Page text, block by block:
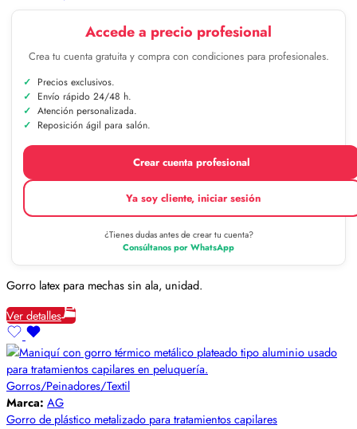
Accede a precio profesional
Crea tu cuenta gratuita y compra con condiciones para profesionales.
Precios exclusivos.
Envío rápido 24/48 h.
Atención personalizada.
Reposición ágil para salón.
Crear cuenta profesional
Ya soy cliente, iniciar sesión
¿Tienes dudas antes de crear tu cuenta?
Consúltanos por WhatsApp
Gorro latex para mechas sin ala, unidad.
Ver detalles
Gorros/Peinadores/Textil
Marca: AG
Gorro de plástico metalizado para tratamientos capilares